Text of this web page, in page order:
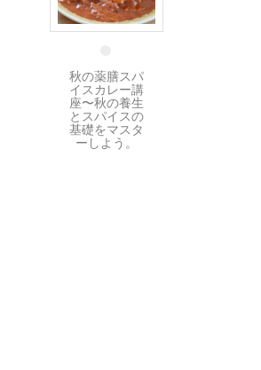
30 8月
秋の薬膳スパ
イスカレー講
座〜秋の養生
とスパイスの
基礎をマスタ
ーしよう。